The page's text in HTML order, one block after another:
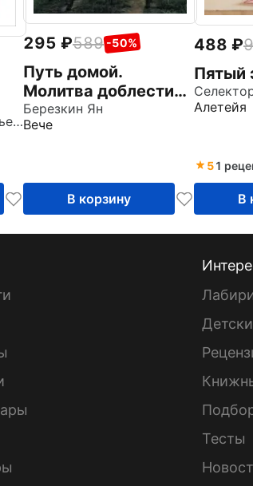
Пушкина Ольга Анатольевна
295 589 -50%
Путь домой.
Молитва доблести
русской
Березкин Ян
Вече
В корзину
488
Пятый
Алетейя
51
В
Тесты